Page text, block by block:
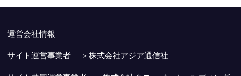
運営会社情報
サイト運営事業者 ＞株式会社アジア通信社